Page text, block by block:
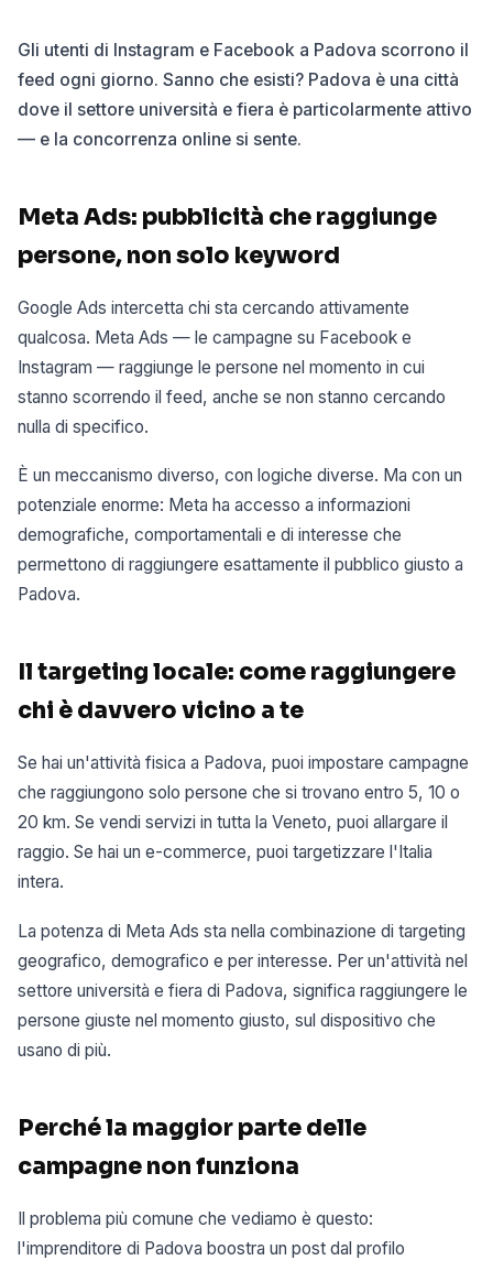
Gli utenti di Instagram e Facebook a Padova scorrono il
feed ogni giorno. Sanno che esisti? Padova è una città
dove il settore università e fiera è particolarmente attivo
— e la concorrenza online si sente.
Meta Ads: pubblicità che raggiunge
persone, non solo keyword
Google Ads intercetta chi sta cercando attivamente
qualcosa. Meta Ads — le campagne su Facebook e
Instagram — raggiunge le persone nel momento in cui
stanno scorrendo il feed, anche se non stanno cercando
nulla di specifico.
È un meccanismo diverso, con logiche diverse. Ma con un
potenziale enorme: Meta ha accesso a informazioni
demografiche, comportamentali e di interesse che
permettono di raggiungere esattamente il pubblico giusto a
Padova.
Il targeting locale: come raggiungere
chi è davvero vicino a te
Se hai un'attività fisica a Padova, puoi impostare campagne
che raggiungono solo persone che si trovano entro 5, 10 o
20 km. Se vendi servizi in tutta la Veneto, puoi allargare il
raggio. Se hai un e-commerce, puoi targetizzare l'Italia
intera.
La potenza di Meta Ads sta nella combinazione di targeting
geografico, demografico e per interesse. Per un'attività nel
settore università e fiera di Padova, significa raggiungere le
persone giuste nel momento giusto, sul dispositivo che
usano di più.
Perché la maggior parte delle
campagne non funziona
Il problema più comune che vediamo è questo:
l'imprenditore di Padova boostra un post dal profilo